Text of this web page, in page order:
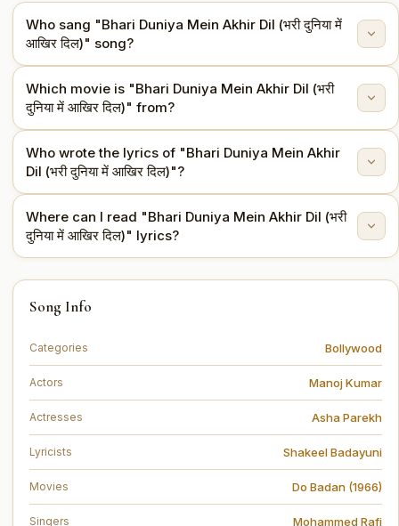
Who sang "Bhari Duniya Mein Akhir Dil (भरी दुनिया में
आखिर दिल)" song?
"Bhari Duniya Mein Akhir Dil (भरी दुनिया में आखिर दिल)" is
sung by Mohammed Rafi.
Which movie is "Bhari Duniya Mein Akhir Dil (भरी
दुनिया में आखिर दिल)" from?
This song is from the movie Do Badan (1966).
Who wrote the lyrics of "Bhari Duniya Mein Akhir
Dil (भरी दुनिया में आखिर दिल)"?
The lyrics are written by Shakeel Badayuni.
Where can I read "Bhari Duniya Mein Akhir Dil (भरी
दुनिया में आखिर दिल)" lyrics?
You can read the full lyrics of "Bhari Duniya Mein Akhir
Dil (भरी दुनिया में आखिर दिल)" on this page.
Song Info
Categories Bollywood
Actors Manoj Kumar
Actresses Asha Parekh
Lyricists Shakeel Badayuni
Movies Do Badan (1966)
Singers Mohammed Rafi